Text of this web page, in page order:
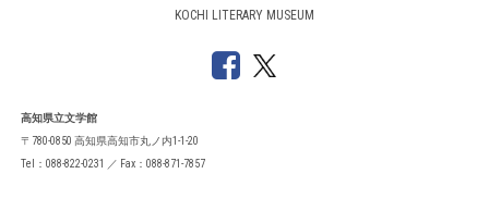
KOCHI LITERARY MUSEUM
高知県立文学館
〒780-0850 高知県高知市丸ノ内1-1-20
Tel：088-822-0231 ／ Fax：088-871-7857